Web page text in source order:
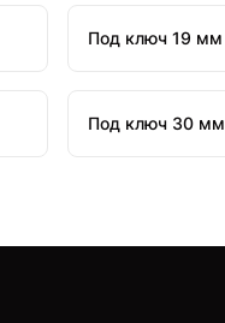
Под ключ 19 мм
Под ключ 30 мм